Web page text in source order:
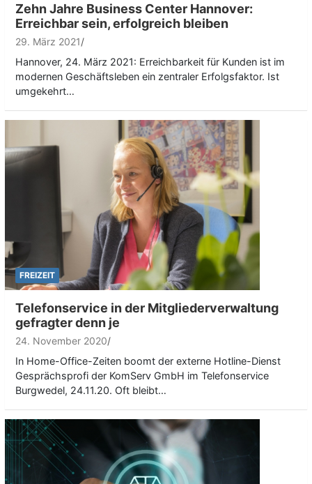
Zehn Jahre Business Center Hannover:
Erreichbar sein, erfolgreich bleiben
29. März 2021
Hannover, 24. März 2021: Erreichbarkeit für Kunden ist im
modernen Geschäftsleben ein zentraler Erfolgsfaktor. Ist
umgekehrt…
FREIZEIT
Telefonservice in der Mitgliederverwaltung
gefragter denn je
24. November 2020
In Home-Office-Zeiten boomt der externe Hotline-Dienst
Gesprächsprofi der KomServ GmbH im Telefonservice
Burgwedel, 24.11.20. Oft bleibt…